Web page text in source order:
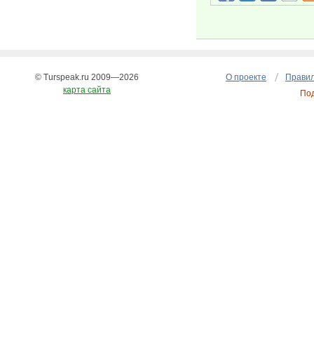
О проекте
© Turspeak.ru 2009—2026
карта сайта